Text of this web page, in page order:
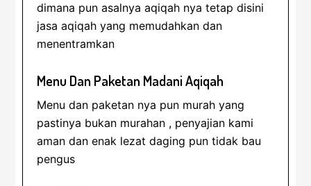
dimana pun asalnya aqiqah nya tetap disini
jasa aqiqah yang memudahkan dan
menentramkan
Menu Dan Paketan Madani Aqiqah
Menu dan paketan nya pun murah yang
pastinya bukan murahan , penyajian kami
aman dan enak lezat daging pun tidak bau
pengus